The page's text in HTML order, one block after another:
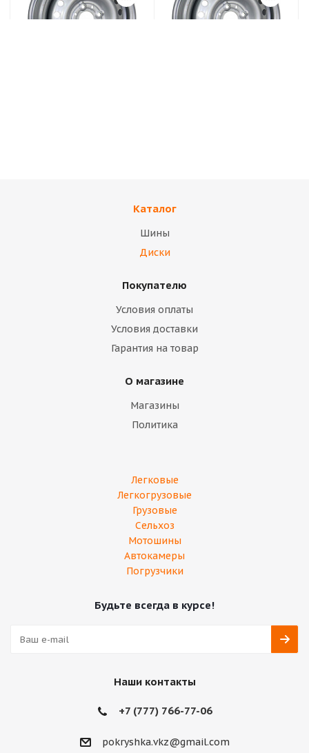
Каталог
Шины
Диски
Покупателю
Условия оплаты
Условия доставки
Гарантия на товар
О магазине
Магазины
Политика
Легковые
Легкогрузовые
Грузовые
Сельхоз
Мотошины
Автокамеры
Погрузчики
Будьте всегда в курсе!
Наши контакты
+7 (777) 766-77-06
pokryshka.vkz@gmail.com